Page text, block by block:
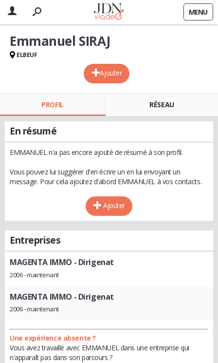
MENU
Ajouter
Emmanuel SIRAJ
ELBEUF
PROFIL RÉSEAU
En résumé
EMMANUEL n'a pas encore ajouté de résumé à son profil.
Vous pouvez lui suggérer d'en écrire un en lui envoyant un
message. Pour cela ajoutez d'abord EMMANUEL à vos contacts.
Ajouter
Entreprises
MAGENTA IMMO - Dirigenat
2006 - maintenant
MAGENTA IMMO - Dirigenat
2006 - maintenant
Une expérience absente ?
Vous avez travaillé avec EMMANUEL dans une entreprise qui
n'apparaît pas dans son parcours ?